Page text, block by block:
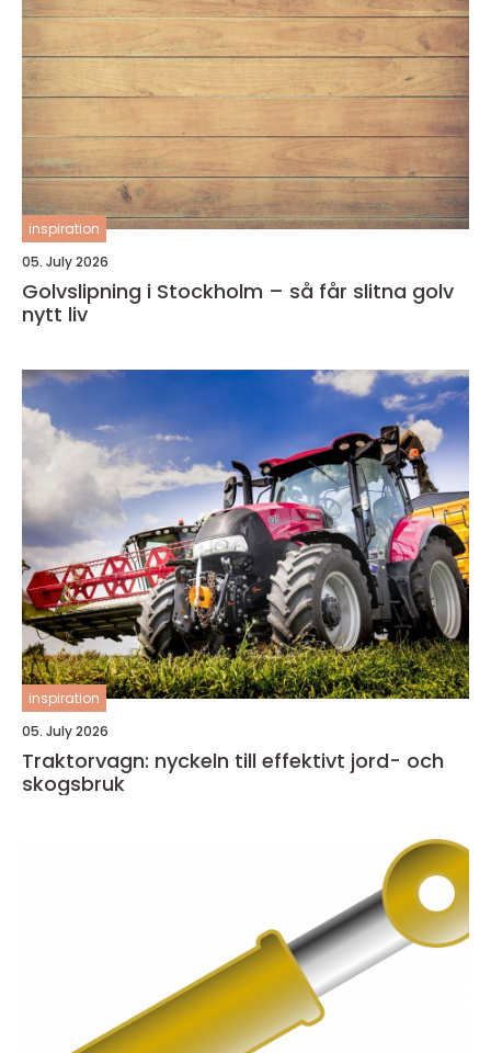
inspiration
05. July 2026
Golvslipning i Stockholm – så får slitna golv
nytt liv
inspiration
05. July 2026
Traktorvagn: nyckeln till effektivt jord- och
skogsbruk